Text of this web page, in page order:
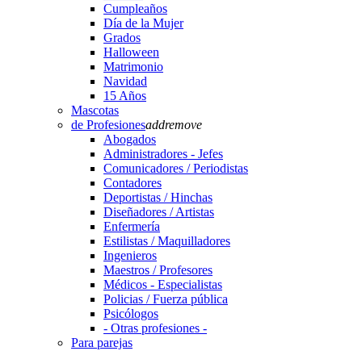
Cumpleaños
Día de la Mujer
Grados
Halloween
Matrimonio
Navidad
15 Años
Mascotas
de Profesionesaddremove
Abogados
Administradores - Jefes
Comunicadores / Periodistas
Contadores
Deportistas / Hinchas
Diseñadores / Artistas
Enfermería
Estilistas / Maquilladores
Ingenieros
Maestros / Profesores
Médicos - Especialistas
Policias / Fuerza pública
Psicólogos
- Otras profesiones -
Para parejas